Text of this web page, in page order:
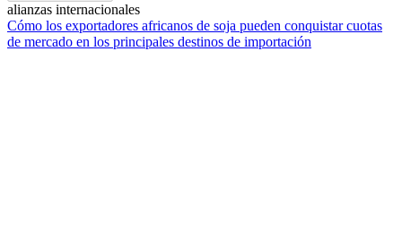
alianzas internacionales
Cómo los exportadores africanos de soja pueden conquistar cuotas
de mercado en los principales destinos de importación